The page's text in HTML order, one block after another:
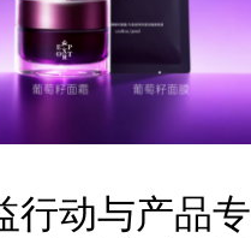
行动与产品